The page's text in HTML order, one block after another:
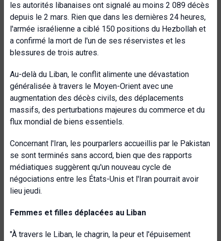
les autorités libanaises ont signalé au moins 2 089 décès
depuis le 2 mars. Rien que dans les dernières 24 heures,
l'armée israélienne a ciblé 150 positions du Hezbollah et
a confirmé la mort de l'un de ses réservistes et les
blessures de trois autres.
Au-delà du Liban, le conflit alimente une dévastation
généralisée à travers le Moyen-Orient avec une
augmentation des décès civils, des déplacements
massifs, des perturbations majeures du commerce et du
flux mondial de biens essentiels.
Concernant l'Iran, les pourparlers accueillis par le Pakistan
se sont terminés sans accord, bien que des rapports
médiatiques suggèrent qu'un nouveau cycle de
négociations entre les États-Unis et l'Iran pourrait avoir
lieu jeudi.
Femmes et filles déplacées au Liban
"À travers le Liban, le chagrin, la peur et l'épuisement